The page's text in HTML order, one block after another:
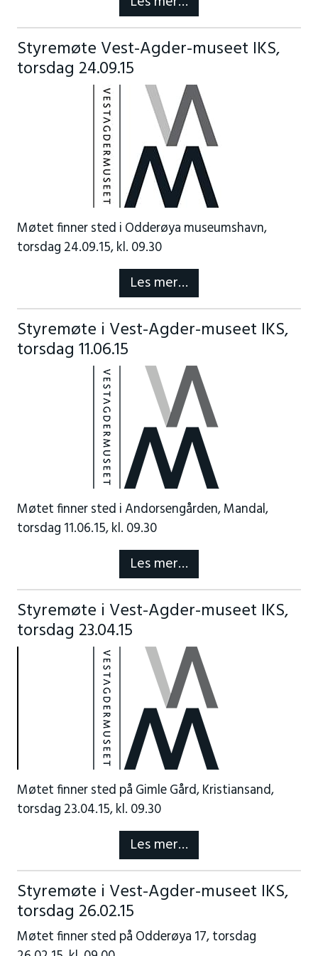
Styremøte Vest-Agder-museet IKS,
torsdag 24.09.15
Møtet finner sted i Odderøya museumshavn,
torsdag 24.09.15, kl. 09.30
Les mer…
Styremøte i Vest-Agder-museet IKS,
torsdag 11.06.15
Møtet finner sted i Andorsengården, Mandal,
torsdag 11.06.15, kl. 09.30
Les mer…
Styremøte i Vest-Agder-museet IKS,
torsdag 23.04.15
Møtet finner sted på Gimle Gård, Kristiansand,
torsdag 23.04.15, kl. 09.30
Les mer…
Styremøte i Vest-Agder-museet IKS,
torsdag 26.02.15
Møtet finner sted på Odderøya 17, torsdag